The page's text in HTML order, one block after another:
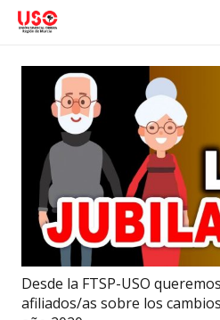
Desde la FTSP-USO
afiliados/as sobre los